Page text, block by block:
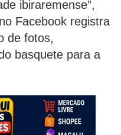
ibiraremense”,
Facebook registra
de fotos,
basquete para a